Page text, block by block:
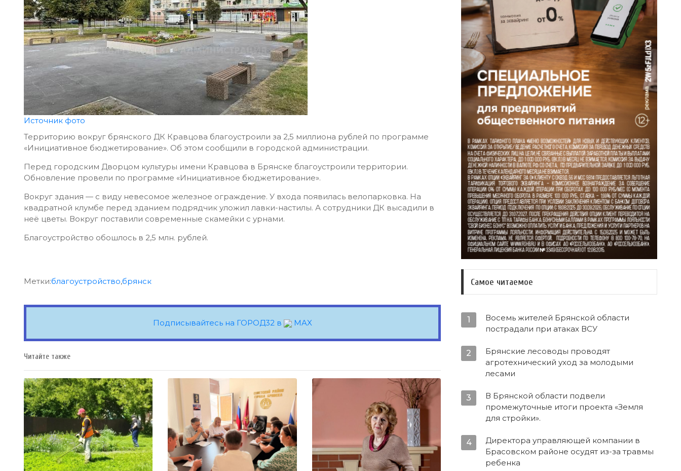
Источник фото
Территорию вокруг брянского ДК Кравцова благоустроили за 2,5 миллиона рублей по программе
«Инициативное бюджетирование». Об этом сообщили в городской администрации.
Перед городским Дворцом культуры имени Кравцова в Брянске благоустроили территории.
Обновление провели по программе «Инициативное бюджетирование».
Вокруг здания — с виду невесомое железное ограждение. У входа появилась велопарковка. На
квадратной клумбе перед зданием подрядчик уложил лавки-настилы. А сотрудники ДК высадили в
неё цветы. Вокруг поставили современные скамейки с урнами.
Благоустройство обошлось в 2,5 млн. рублей.
Метки:благоустройство,брянск
Подписывайтесь на ГОРОД32 в MAX
Читайте также
Самое читаемое
1
Восемь жителей Брянской области
пострадали при атаках ВСУ
2
Брянские лесоводы проводят
агротехнический уход за молодыми
лесами
3
В Брянской области подвели
промежуточные итоги проекта «Земля
для стройки».
4
Директора управляющей компании в
Брасовском районе осудят из-за травмы
ребенка